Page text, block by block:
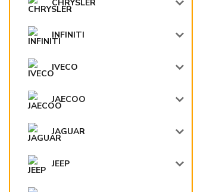
CHRYSLER
INFINITI
IVECO
JAECOO
JAGUAR
JEEP